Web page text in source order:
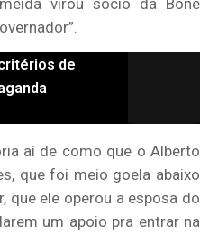
de
aí de como que o Alberto
que foi meio goela abaixo
que ele operou a esposa do
um apoio pra entrar na